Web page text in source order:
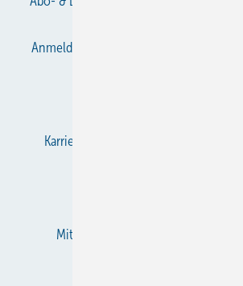
Anmelden
Karriere bei Gentner
Mitgliedschaften und Engagement